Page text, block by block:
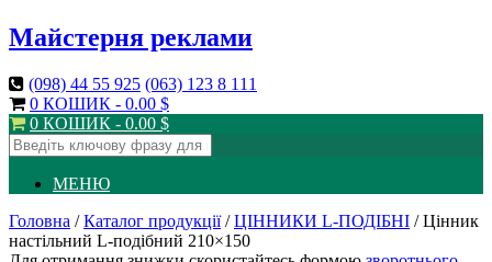
Майстерня реклами
(098) 44 55 925 (063) 123 8 111
0 КОШИК - 0.00 $
0 КОШИК - 0.00 $
МЕНЮ
Головна /Каталог продукції/ЦІННИКИ L-ПОДІБНІ / Цінник
настільний L-подібний 210×150